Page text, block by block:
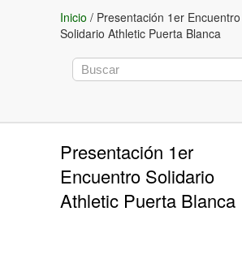
Inicio / Presentación 1er Encuentro
Solidario Athletic Puerta Blanca
Presentación 1er
Encuentro Solidario
Athletic Puerta Blanca